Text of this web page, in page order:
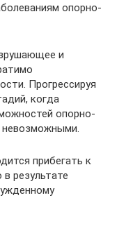
опорно-
и
Прогрессируя
когда
опорно-
невозможными.
прибегать к
результате